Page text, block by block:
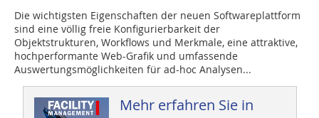
Die wichtigsten Eigenschaften der neuen Softwareplattform
sind eine völlig freie Konfigurierbarkeit der
Objektstrukturen, Workflows und Merkmale, eine attraktive,
hochperformante Web-Grafik und umfassende
Auswertungsmöglichkeiten für ad-hoc Analysen...
Mehr erfahren Sie in